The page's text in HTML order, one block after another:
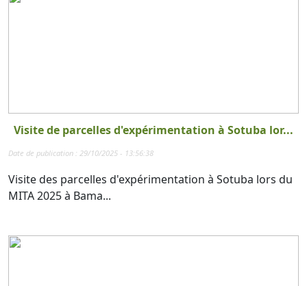
Visite de parcelles d'expérimentation à Sotuba lor...
Date de publication : 29/10/2025 - 13:56:38
Visite des parcelles d'expérimentation à Sotuba lors du
MITA 2025 à Bama...